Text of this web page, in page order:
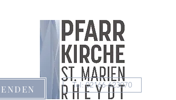
Tel: 02166-623070